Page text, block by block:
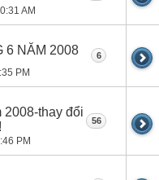
AM
6 NĂM 2008
PM
6
2008-thay đổi
PM
56